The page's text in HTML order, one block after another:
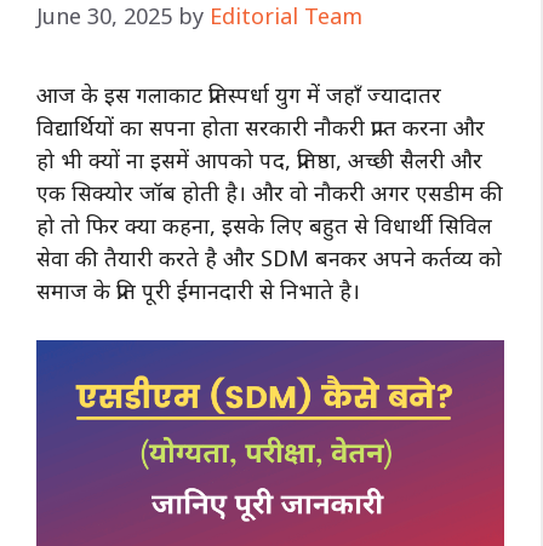
June 30, 2025 by Editorial Team
आज के इस गलाकाट प्रतिस्पर्धा युग में जहाँ ज्यादातर
विद्यार्थियों का सपना होता सरकारी नौकरी प्राप्त करना और
हो भी क्यों ना इसमें आपको पद, प्रतिष्ठा, अच्छी सैलरी और
एक सिक्योर जॉब होती है। और वो नौकरी अगर एसडीम की
हो तो फिर क्या कहना, इसके लिए बहुत से विधार्थी सिविल
सेवा की तैयारी करते है और SDM बनकर अपने कर्तव्य को
समाज के प्रति पूरी ईमानदारी से निभाते है।